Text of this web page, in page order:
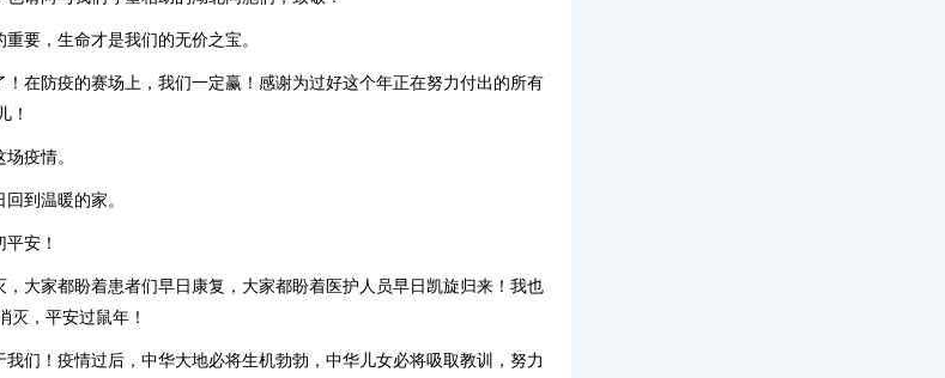
要，生命才是我们的无价之宝。
在防疫的赛场上，我们一定赢！感谢为过好这个年正在努力付出的所有
！
疫情。
到温暖的家。
安！
大家都盼着患者们早日康复，大家都盼着医护人员早日凯旋归来！我也
灭，平安过鼠年！
们！疫情过后，中华大地必将生机勃勃，中华儿女必将吸取教训，努力